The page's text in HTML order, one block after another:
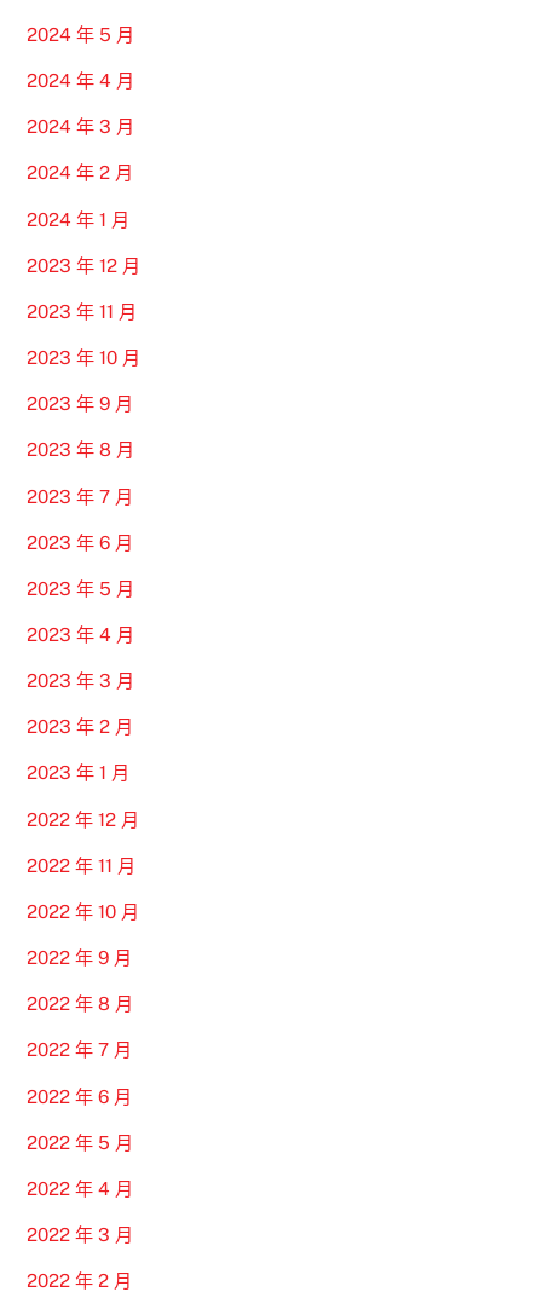
2024 年 5 月
2024 年 4 月
2024 年 3 月
2024 年 2 月
2024 年 1 月
2023 年 12 月
2023 年 11 月
2023 年 10 月
2023 年 9 月
2023 年 8 月
2023 年 7 月
2023 年 6 月
2023 年 5 月
2023 年 4 月
2023 年 3 月
2023 年 2 月
2023 年 1 月
2022 年 12 月
2022 年 11 月
2022 年 10 月
2022 年 9 月
2022 年 8 月
2022 年 7 月
2022 年 6 月
2022 年 5 月
2022 年 4 月
2022 年 3 月
2022 年 2 月